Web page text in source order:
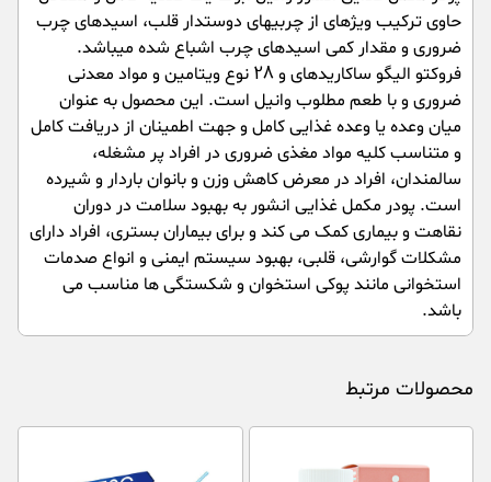
حاوی ترکیب ویژهای از چربیهای دوستدار قلب، اسیدهای چرب
ضروری و مقدار کمی اسیدهای چرب اشباع شده میباشد.
فروکتو الیگو ساکاریدهای و 28 نوع ویتامین و مواد معدنی
ضروری و با طعم مطلوب وانیل است. این محصول به عنوان
میان وعده یا وعده غذایی کامل و جهت اطمینان از دریافت کامل
و متناسب کلیه مواد مغذی ضروری در افراد پر مشغله،
سالمندان، افراد در معرض کاهش وزن و بانوان باردار و شیرده
است. پودر مکمل غذایی انشور به بهبود سلامت در دوران
نقاهت و بیماری کمک می کند و برای بیماران بستری، افراد دارای
مشکلات گوارشی، قلبی، بهبود سیستم ایمنی و انواع صدمات
استخوانی مانند پوکی استخوان و شکستگی ها مناسب می
باشد.
محصولات مرتبط